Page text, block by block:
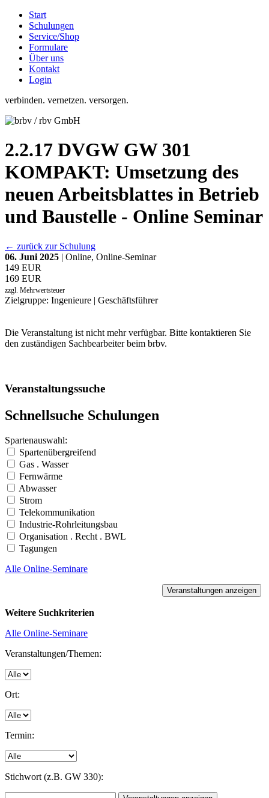
Start
Schulungen
Service/Shop
Formulare
Über uns
Kontakt
Login
verbinden. vernetzen. versorgen.
2.2.17 DVGW GW 301
KOMPAKT: Umsetzung des
neuen Arbeitsblattes in Betrieb
und Baustelle - Online Seminar
← zurück zur Schulung
06. Juni 2025 | Online, Online-Seminar
149 EUR
169 EUR
zzgl. Mehrwertsteuer
Zielgruppe: Ingenieure | Geschäftsführer
Die Veranstaltung ist nicht mehr verfügbar. Bitte kontaktieren Sie
den zuständigen Sachbearbeiter beim brbv.
Veranstaltungssuche
Schnellsuche Schulungen
Spartenauswahl:
Spartenübergreifend
Gas . Wasser
Fernwärme
Abwasser
Strom
Telekommunikation
Industrie-Rohrleitungsbau
Organisation . Recht . BWL
Tagungen
Alle Online-Seminare
Weitere Suchkriterien
Alle Online-Seminare
Veranstaltungen/Themen:
Ort:
Termin:
Stichwort (z.B. GW 330):